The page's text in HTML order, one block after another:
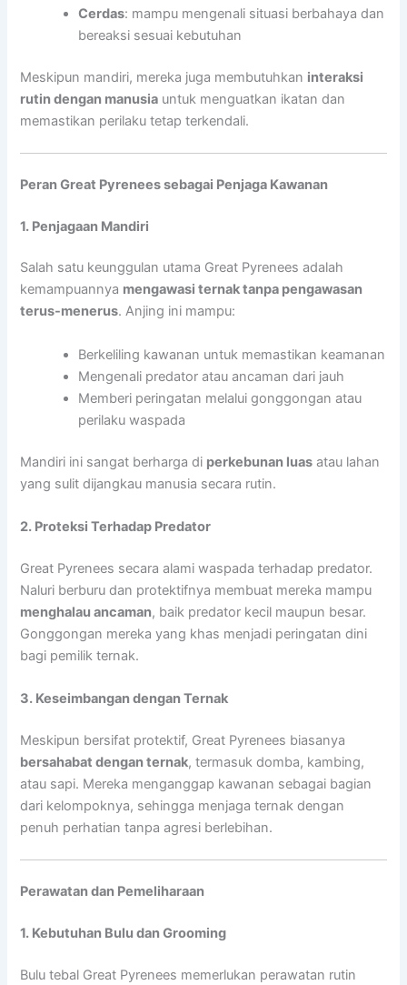
Cerdas: mampu mengenali situasi berbahaya dan
bereaksi sesuai kebutuhan
Meskipun mandiri, mereka juga membutuhkan interaksi
rutin dengan manusia untuk menguatkan ikatan dan
memastikan perilaku tetap terkendali.
Peran Great Pyrenees sebagai Penjaga Kawanan
1. Penjagaan Mandiri
Salah satu keunggulan utama Great Pyrenees adalah
kemampuannya mengawasi ternak tanpa pengawasan
terus-menerus. Anjing ini mampu:
Berkeliling kawanan untuk memastikan keamanan
Mengenali predator atau ancaman dari jauh
Memberi peringatan melalui gonggongan atau
perilaku waspada
Mandiri ini sangat berharga di perkebunan luas atau lahan
yang sulit dijangkau manusia secara rutin.
2. Proteksi Terhadap Predator
Great Pyrenees secara alami waspada terhadap predator.
Naluri berburu dan protektifnya membuat mereka mampu
menghalau ancaman, baik predator kecil maupun besar.
Gonggongan mereka yang khas menjadi peringatan dini
bagi pemilik ternak.
3. Keseimbangan dengan Ternak
Meskipun bersifat protektif, Great Pyrenees biasanya
bersahabat dengan ternak, termasuk domba, kambing,
atau sapi. Mereka menganggap kawanan sebagai bagian
dari kelompoknya, sehingga menjaga ternak dengan
penuh perhatian tanpa agresi berlebihan.
Perawatan dan Pemeliharaan
1. Kebutuhan Bulu dan Grooming
Bulu tebal Great Pyrenees memerlukan perawatan rutin